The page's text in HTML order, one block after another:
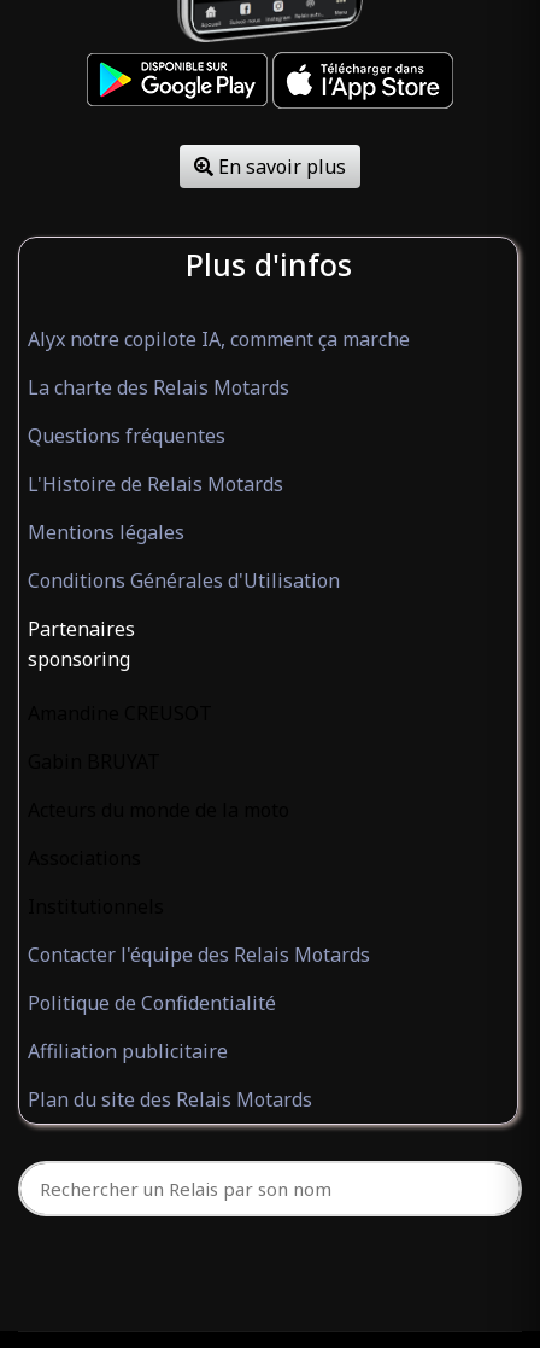
En savoir plus
Plus d'infos
Alyx notre copilote IA, comment ça marche
La charte des Relais Motards
Questions fréquentes
L'Histoire de Relais Motards
Mentions légales
Conditions Générales d'Utilisation
Partenaires
sponsoring
Contacter l'équipe des Relais Motards
Politique de Confidentialité
Affiliation publicitaire
Plan du site des Relais Motards